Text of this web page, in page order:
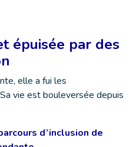
épuisée par des
elle a fui les
vie est bouleversée depuis